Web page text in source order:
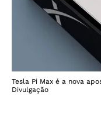
Tesla Pi Max é a nova
Divulgação